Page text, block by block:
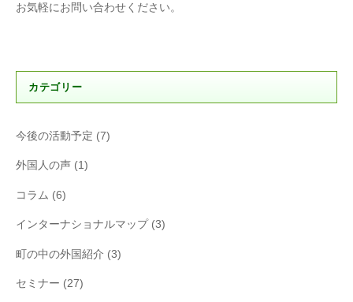
お気軽にお問い合わせください。
カテゴリー
今後の活動予定 (7)
外国人の声 (1)
コラム (6)
インターナショナルマップ (3)
町の中の外国紹介 (3)
セミナー (27)